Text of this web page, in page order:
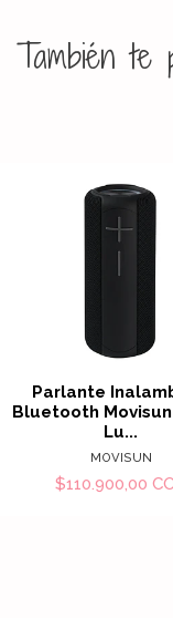
También te
Parlante
Bluetooth
Lu...
MOVISUN
$110.900,00